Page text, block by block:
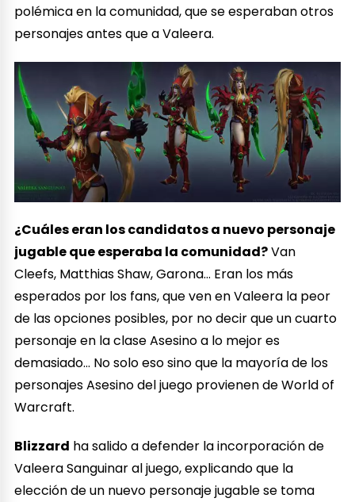
polémica en la comunidad, que se esperaban otros
personajes antes que a Valeera.
¿Cuáles eran los candidatos a nuevo personaje
jugable que esperaba la comunidad?Van
Cleefs, Matthias Shaw, Garona… Eran los más
esperados por los fans, que ven en Valeera la peor
de las opciones posibles, por no decir que un cuarto
personaje en la clase Asesino a lo mejor es
demasiado… No solo eso sino que la mayoría de los
personajes Asesino del juego provienen de World of
Warcraft.
Blizzard ha salido a defender la incorporación de
Valeera Sanguinar al juego, explicando que la
elección de un nuevo personaje jugable se toma